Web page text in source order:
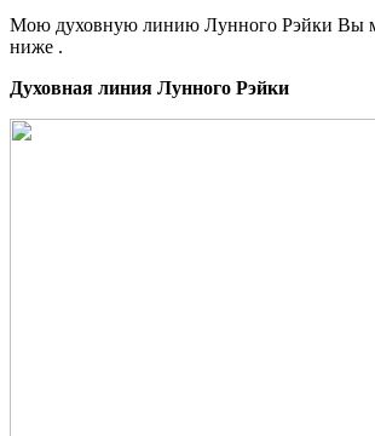
Мою духовную линию Лунного Рэйки Вы
ниже .
Духовная линия Лунного Рэйки